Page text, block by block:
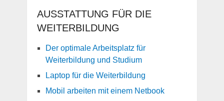
AUSSTATTUNG FÜR DIE
WEITERBILDUNG
Der optimale Arbeitsplatz für
Weiterbildung und Studium
Laptop für die Weiterbildung
Mobil arbeiten mit einem Netbook